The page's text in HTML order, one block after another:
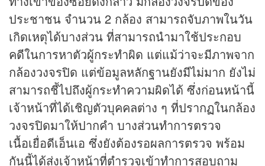
ประชาชน จำนวน 2 กล้อง สามารถจับภาพในวัน
เกิดเหตุได้บางส่วน ที่สามารถนำมาใช้ประกอบ
คดีในการหาตัวผู้กระทำผิด แต่แม้ว่าจะมีภาพจาก
กล้องวงจรปิด แต่ข้อมูลหลักฐานยังมีไม่มาก ยังไม่
สามารถชี้ไปถึงผู้กระทำความผิดได้ ซึ่งก่อนหน้านี้
เจ้าหน้าที่ได้เชิญตัวบุคคลต่าง ๆ ที่ปรากฏในกล้อง
วงจรปิดมาให้ปากคำ บางส่วนทำการตรวจ
เนื้อเยื่อดีเอ็นเอ ซึ่งยังต้องรอผลการตรวจ พร้อม
กันนี้ได้ส่งเจ้าหน้าที่ตำรวจเข้าทำการสอบถาม